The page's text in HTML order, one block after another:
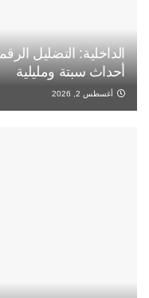
الداخلية: التضليل
أحداث سبتة ومليلية
أغسطس 2, 2026